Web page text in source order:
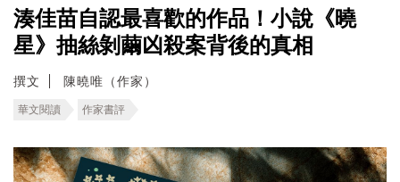
湊佳苗自認最喜歡的作品！小說《曉
星》抽絲剝繭凶殺案背後的真相
撰文 陳曉唯（作家）
華文閱讀 作家書評